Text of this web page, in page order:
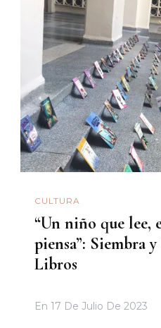
CULTURA
“Un niño que lee,
piensa”: Siembra
Libros
En 17 De Julio De 2023